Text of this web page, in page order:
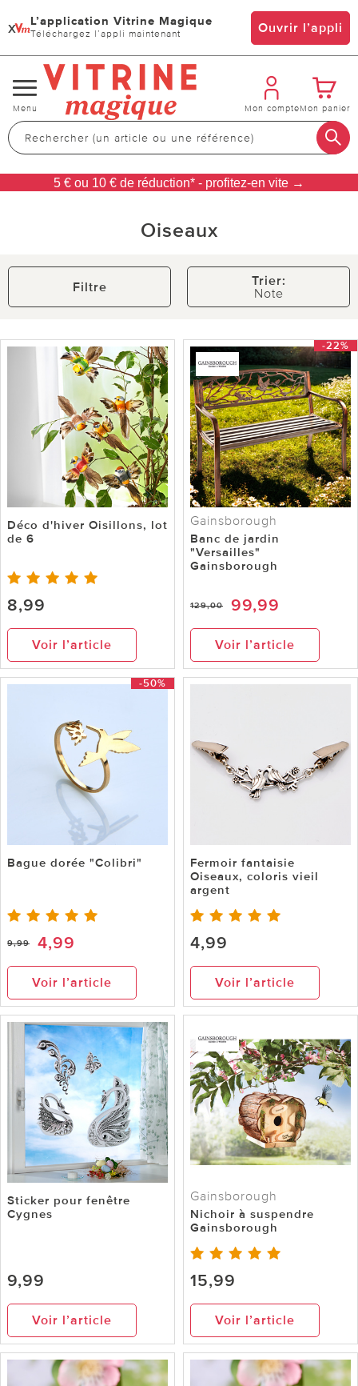
x L’application Vitrine Magique
Téléchargez l’appli maintenant Ouvrir l’appli
Changer
de
navigation
Menu Mon compteMon panier
5 € ou 10 € de réduction* - profitez-en vite →
Oiseaux
Filtre
Trier:
Note
Déco d'hiver Oisillons, lot
de 6
8,99
Voir l’article
-22%
Gainsborough
Banc de jardin
"Versailles"
Gainsborough
129,00 99,99
Voir l’article
-50%
Bague dorée "Colibri"
9,99 4,99
Voir l’article
Fermoir fantaisie
Oiseaux, coloris vieil
argent
4,99
Voir l’article
Sticker pour fenêtre
Cygnes
9,99
Voir l’article
Gainsborough
Nichoir à suspendre
Gainsborough
15,99
Voir l’article